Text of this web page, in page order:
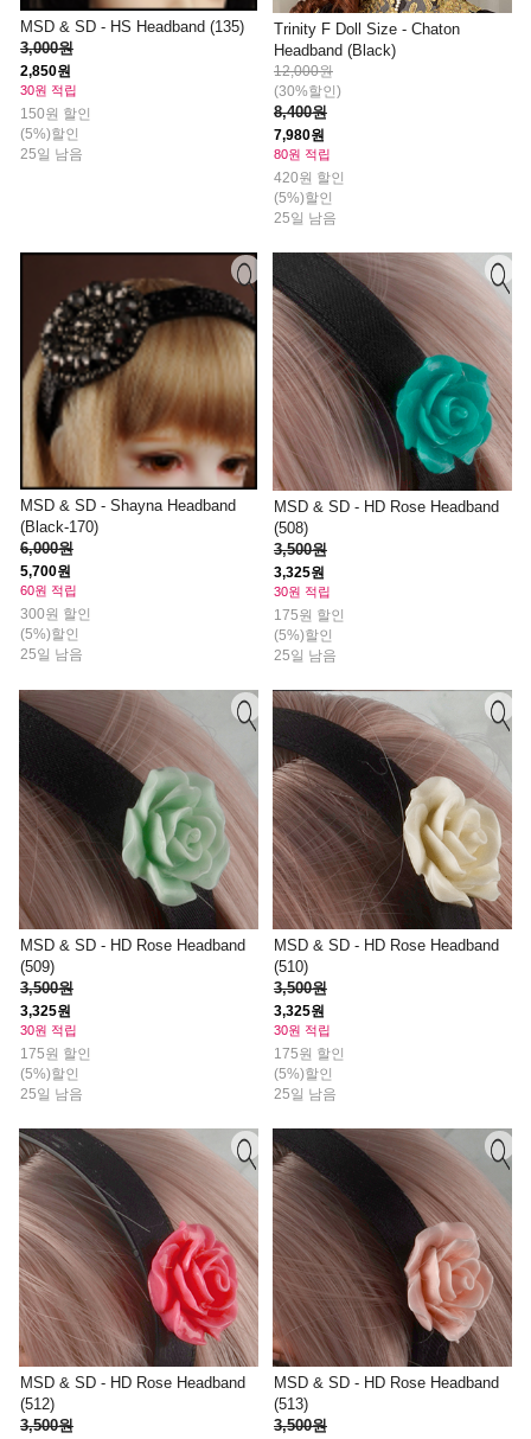
MSD & SD - HS Headband (135)
3,000원
2,850원
30원 적립
150원 할인
(5%)할인
25일 남음
Trinity F Doll Size - Chaton
Headband (Black)
12,000원
(30%할인)
8,400원
7,980원
80원 적립
420원 할인
(5%)할인
25일 남음
MSD & SD - Shayna Headband
(Black-170)
6,000원
5,700원
60원 적립
300원 할인
(5%)할인
25일 남음
MSD & SD - HD Rose Headband
(508)
3,500원
3,325원
30원 적립
175원 할인
(5%)할인
25일 남음
MSD & SD - HD Rose Headband
(509)
3,500원
3,325원
30원 적립
175원 할인
(5%)할인
25일 남음
MSD & SD - HD Rose Headband
(510)
3,500원
3,325원
30원 적립
175원 할인
(5%)할인
25일 남음
MSD & SD - HD Rose Headband
(512)
3,500원
MSD & SD - HD Rose Headband
(513)
3,500원